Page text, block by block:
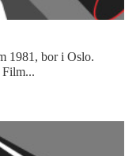
1981, bor i Oslo.
Film...